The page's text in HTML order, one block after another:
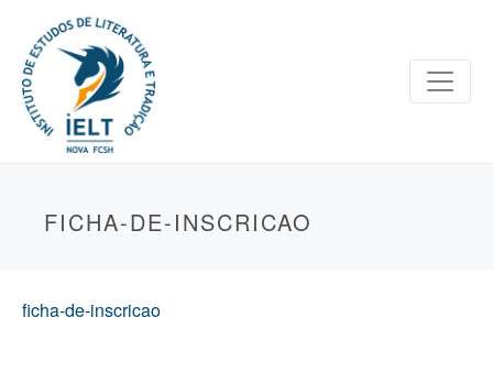
FICHA-DE-INSCRICAO
ficha-de-inscricao